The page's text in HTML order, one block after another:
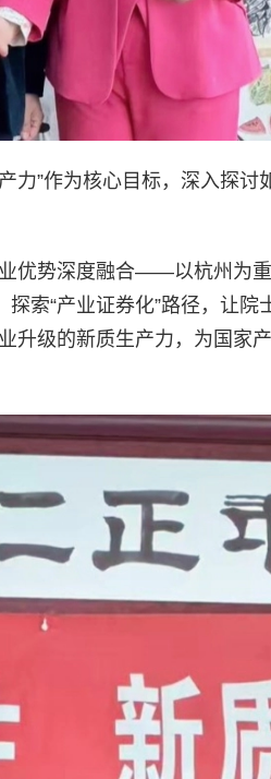
力”作为核心目标，深入探讨
优势深度融合——以杭州为
索“产业证券化”路径，让院
升级的新质生产力，为国家